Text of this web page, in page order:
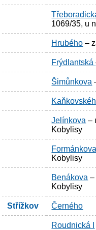
1069/35, u
Hrubého –
Frýdlantská
Šimůnkova
Jelínkova –
Kobylisy
Formánkova
Kobylisy
Benákova –
Kobylisy
Střížkov Černého
Roudnická I